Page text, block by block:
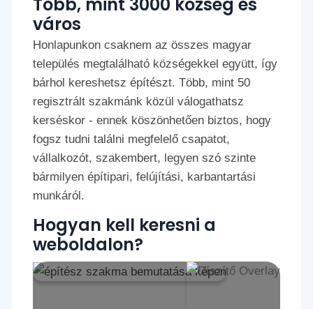
Több, mint 3000 község és
város
Honlapunkon csaknem az összes magyar
település megtalálható községekkel együtt, így
bárhol kereshetsz építészt. Több, mint 50
regisztrált szakmánk közül válogathatsz
kerséskor - ennek köszönhetően biztos, hogy
fogsz tudni találni megfelelő csapatot,
vállalkozót, szakembert, legyen szó szinte
bármilyen építipari, felújítási, karbantartási
munkáról.
Hogyan kell keresni a
weboldalon?